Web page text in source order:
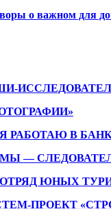
о важном для
РАБОТАЮ В
—
ЮНЫХ
ПРОЕКТ